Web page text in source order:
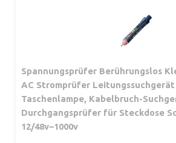
Spannungsprüfer Berührungslos
AC Stromprüfer
Taschenlampe, Kabelbruch-
Durchgangsprüfer für Steckdose
12/48v~1000v